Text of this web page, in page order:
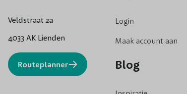
Veldstraat 2a
4033 AK Lienden
Routeplanner
Login
Maak account aan
Blog